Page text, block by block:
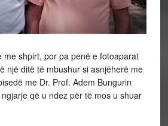
me shpirt, por pa penë e fotoaparat
një ditë të mbushur si asnjëherë me
me Dr. Prof. Adem Bungurin
që u ndez për të mos u shuar